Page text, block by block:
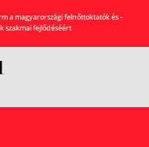
a magyarországi felnőttoktatók és -
szakmai fejlődéséért